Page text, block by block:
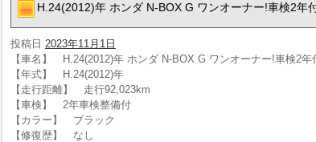
H.24(2012)年 ホンダ N-BOX G ワンオーナー!車検2年
投稿日 2023年11月1日
【車名】 H.24(2012)年 ホンダ N-BOX G ワンオーナー!車検2年
【年式】 H.24(2012)年
【走行距離】 走行92,023km
【車検】 2年車検整備付
【カラー】 ブラック
【修復歴】 なし